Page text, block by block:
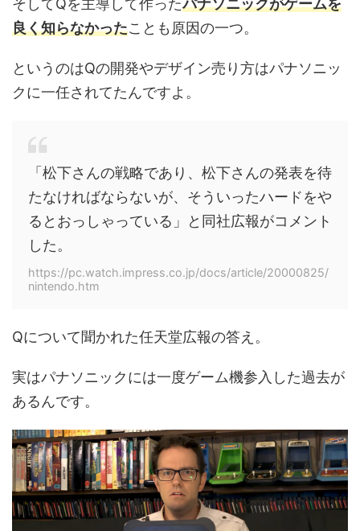
そしてQを主導して作ったパナソニックがゲームを
良く知らなかったことも原因の一つ。
というのはQの開発やデザイン売り方はパナソニッ
クに一任されてたんですよ。
「松下さんの戦略であり、松下さんの発表を待
たなければならないが、そういったハードをや
るとおっしゃっている」と同社広報がコメント
した。
https://pc.watch.impress.co.jp/docs/article/20000825/
nintendo.htm
Qについて聞かれた任天堂広報の答え。
実はパナソニックには一度ゲーム機参入した過去が
あるんです。